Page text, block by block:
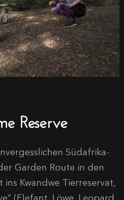
Reserve
Südafrika-
Garden Route in den
ins Kwandwe Tierreservat,
(Elefant, Löwe, Leopard,